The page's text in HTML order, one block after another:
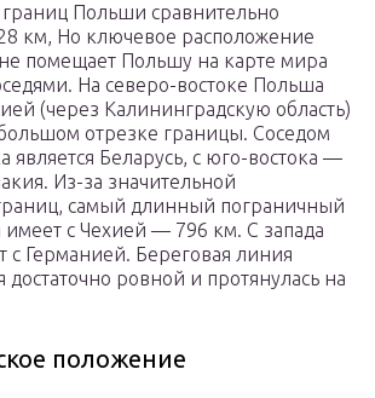
Польши сравнительно
км, Но ключевое расположение
помещает Польшу на карте мира
На северо-востоке Польша
(через Калининградскую область)
отрезке границы. Соседом
является Беларусь, с юго-востока —
Из-за значительной
самый длинный пограничный
имеет с Чехией — 796 км. С запада
с Германией. Береговая линия
достаточно ровной и протянулась на
положение